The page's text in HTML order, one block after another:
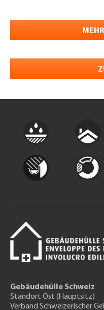
Gebäudehülle Schweiz
Standort Ost (Hauptsitz)
Verband Schweizerischer